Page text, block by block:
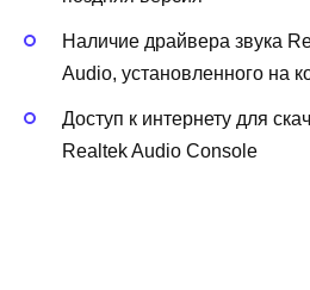
Наличие драйвера звука
Audio, установленного на
Доступ к интернету для
Realtek Audio Console